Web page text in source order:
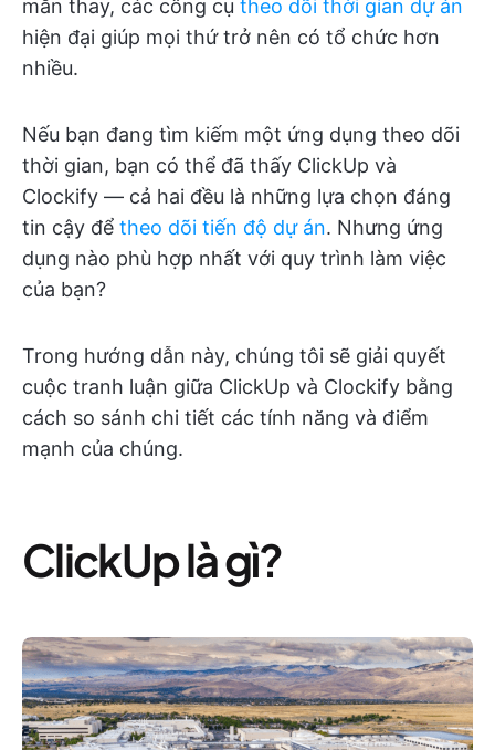
mắn thay, các công cụ theo dõi thời gian dự án
hiện đại giúp mọi thứ trở nên có tổ chức hơn
nhiều.
Nếu bạn đang tìm kiếm một ứng dụng theo dõi
thời gian, bạn có thể đã thấy ClickUp và
Clockify — cả hai đều là những lựa chọn đáng
tin cậy để theo dõi tiến độ dự án. Nhưng ứng
dụng nào phù hợp nhất với quy trình làm việc
của bạn?
Trong hướng dẫn này, chúng tôi sẽ giải quyết
cuộc tranh luận giữa ClickUp và Clockify bằng
cách so sánh chi tiết các tính năng và điểm
mạnh của chúng.
ClickUp là gì?